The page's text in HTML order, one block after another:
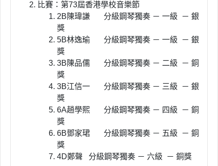
比賽：第73屆香港學校音樂節
2B陳瑋謙 分級鋼琴獨奏 － 一級 － 銀
獎
5B林逸瑜 分級鋼琴獨奏 － 一級 － 銀
獎
3B陳品儒 分級鋼琴獨奏 － 二級 － 銅
獎
3B江信一 分級鋼琴獨奏 － 三級 － 銀
獎
6A趙學熙 分級鋼琴獨奏 － 四級 － 銅
獎
6B鄧家珺 分級鋼琴獨奏 － 五級 － 銅
獎
4D鄭聲 分級鋼琴獨奏 － 六級 － 銅獎